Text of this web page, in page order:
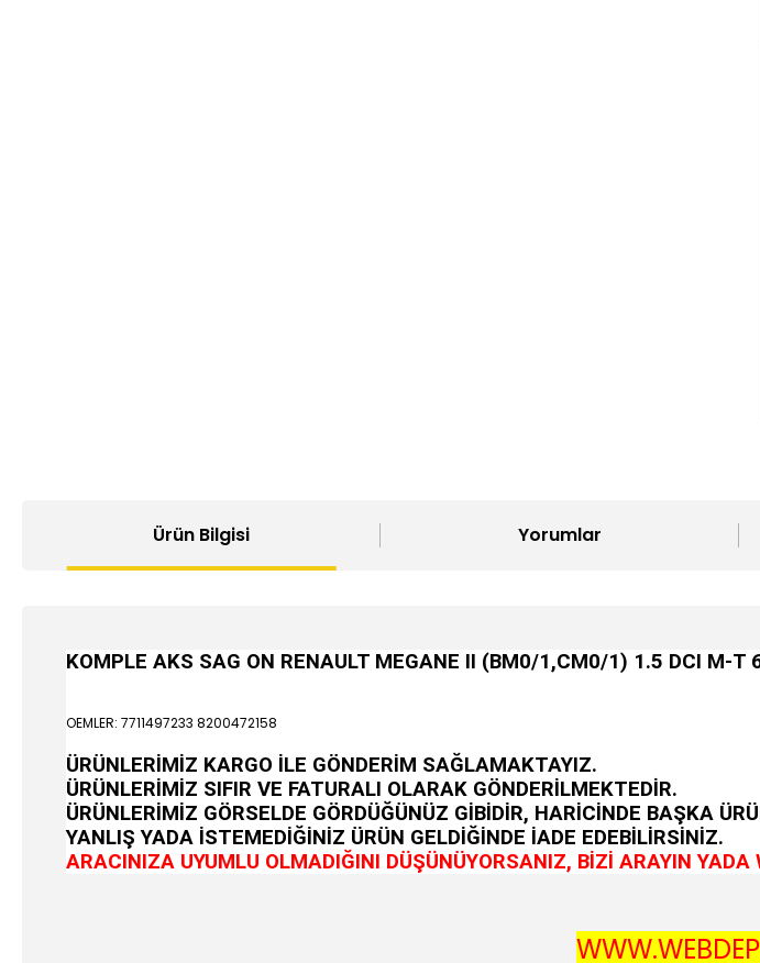
Ürün Bilgisi Yorumlar
KOMPLE AKS SAG ON RENAULT MEGANE II (BM0/1,CM0/1) 1.5 DCI M-
OEMLER: 7711497233 8200472158
ÜRÜNLERİMİZ KARGO İLE GÖNDERİM SAĞLAMAKTAYIZ.
ÜRÜNLERİMİZ SIFIR VE FATURALI OLARAK GÖNDERİLMEKTEDİR.
ÜRÜNLERİMİZ GÖRSELDE GÖRDÜĞÜNÜZ GİBİDİR, HARİCİNDE BAŞKA
YANLIŞ YADA İSTEMEDİĞİNİZ ÜRÜN GELDİĞİNDE İADE EDEBİLİRSİNİZ.
ARACINIZA UYUMLU OLMADIĞINI DÜŞÜNÜYORSANIZ, BİZİ ARAYIN